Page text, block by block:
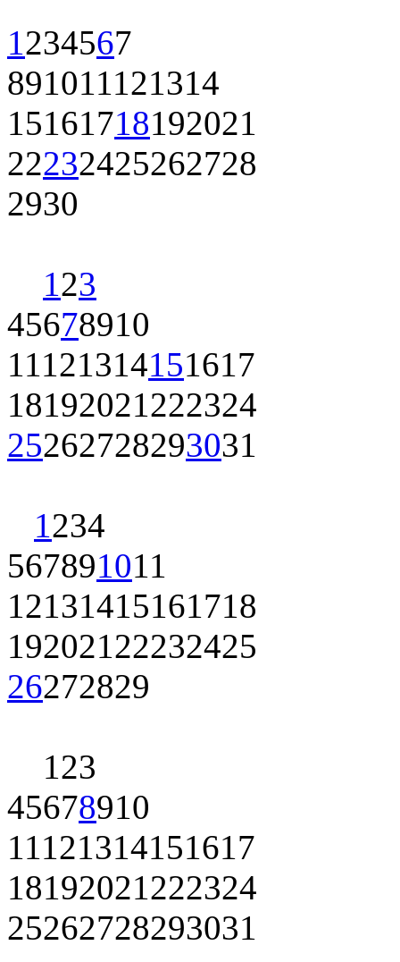
1234567
891011121314
15161718192021
22232425262728
2930
123
45678910
11121314151617
18192021222324
25262728293031
1234
567891011
12131415161718
19202122232425
26272829
123
45678910
11121314151617
18192021222324
25262728293031